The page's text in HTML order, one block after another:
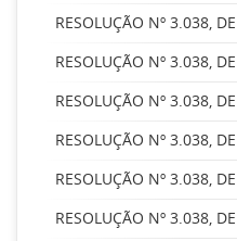
RESOLUÇÃO Nº 3.038,
RESOLUÇÃO Nº 3.038,
RESOLUÇÃO Nº 3.038,
RESOLUÇÃO Nº 3.038,
RESOLUÇÃO Nº 3.038,
RESOLUÇÃO Nº 3.038,